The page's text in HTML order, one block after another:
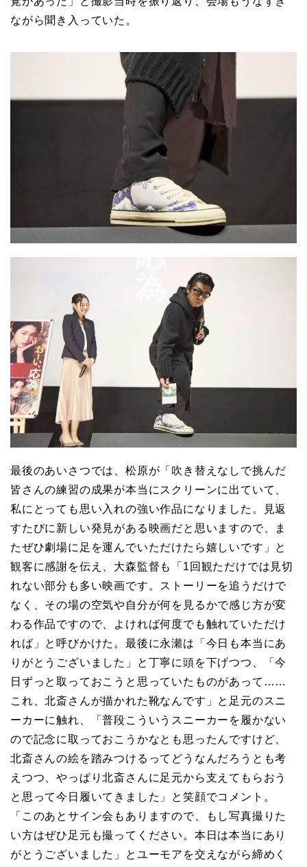
ながら聞き入っていた。
最後のあいさつでは、松原が「吹き替えなしで挑んだ
皆さんの練習の成果が本当にスクリーンに出ていて、
私にとっても思い入れの強い作品になりました。見返
すたびに新しい発見がある映画だと思いますので、ま
たぜひ劇場に足を運んでいただけたら嬉しいです」と
観客に感謝を伝え、大森監督も「1回観ただけでは見切
れない部分も多い映画です。ストーリーを追うだけで
なく、その場の空気や自分が何を見るかで感じ方が変
わる作品ですので、よければ何度でも触れていただけ
れば」と呼びかけた。最後に永瀬は「今日も本当にあ
りがとうございました」と丁寧に頭を下げつつ、「今
日ずっと取っておこうと思っていたものがあって……
これ、北斎さんが描かれた靴なんです」と足元のスニ
ーカーに触れ、「普段こういうスニーカーを履かない
ので記念に取っておこうかなとも思ったんですけど、
北斎さんの絵を踏みつけるってどうなんだろうとも考
えつつ、やっぱり北斎さんに足元から支えてもらおう
と思って今日履いてきました」と笑顔でコメント。
「このあとサイン会もありますので、もし写真撮りた
い方はぜひ足元も撮ってください。本日は本当にあり
がとうございました」とユーモアを交えながら締めく